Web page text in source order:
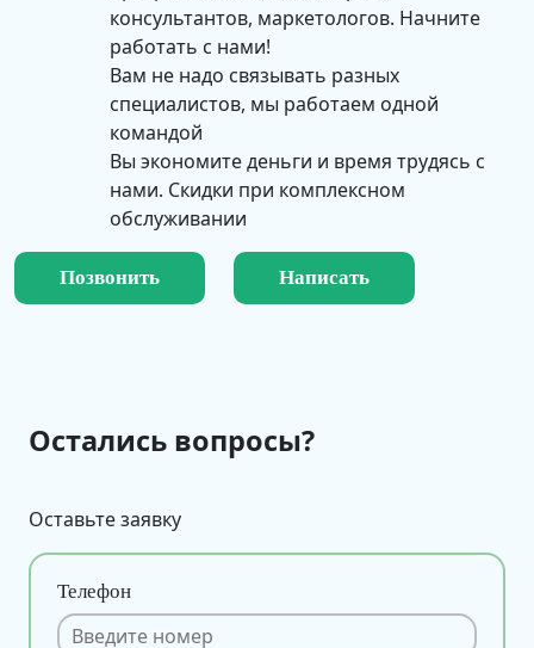
консультантов, маркетологов. Начните
работать с нами!
Вам не надо связывать разных
специалистов, мы работаем одной
командой
Вы экономите деньги и время трудясь с
нами. Скидки при комплексном
обслуживании
Позвонить Написать
Остались вопросы?
Оставьте заявку
Телефон